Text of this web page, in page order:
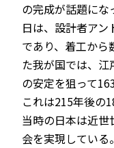
の完成が話題に
日は、設計者ア
であり、着工から
た我が国では、
の安定を狙って
これは215年後の
当時の日本は近
会を実現している